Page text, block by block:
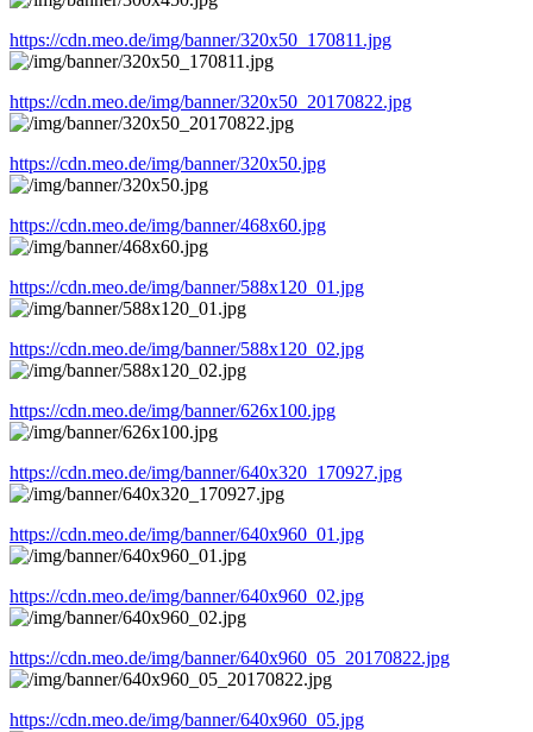
https://cdn.meo.de/img/banner/320x50_170811.jpg
https://cdn.meo.de/img/banner/320x50_20170822.jpg
https://cdn.meo.de/img/banner/320x50.jpg
https://cdn.meo.de/img/banner/468x60.jpg
https://cdn.meo.de/img/banner/588x120_01.jpg
https://cdn.meo.de/img/banner/588x120_02.jpg
https://cdn.meo.de/img/banner/626x100.jpg
https://cdn.meo.de/img/banner/640x320_170927.jpg
https://cdn.meo.de/img/banner/640x960_01.jpg
https://cdn.meo.de/img/banner/640x960_02.jpg
https://cdn.meo.de/img/banner/640x960_05_20170822.jpg
https://cdn.meo.de/img/banner/640x960_05.jpg